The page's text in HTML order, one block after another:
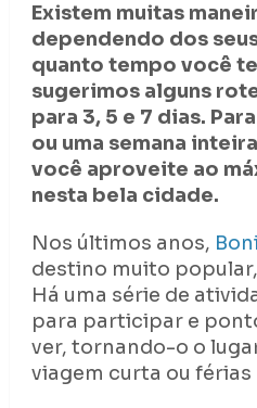
Existem muitas
dependendo dos
quanto tempo você
sugerimos alguns
para 3, 5 e 7 dias.
ou uma semana
você aproveite ao
nesta bela cidade.
Nos últimos anos,
destino muito
Há uma série de
para participar e
ver, tornando-o o
viagem curta ou férias